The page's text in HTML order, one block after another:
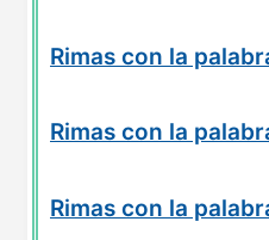
Rimas con la
Rimas con la
Rimas con la